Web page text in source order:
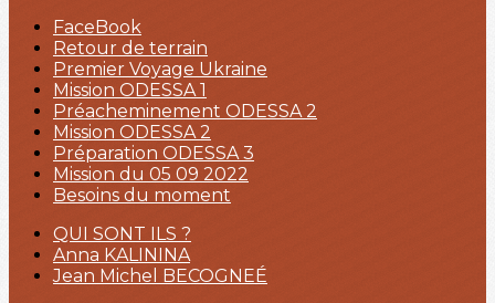
FaceBook
Retour de terrain
Premier Voyage Ukraine
Mission ODESSA 1
Préacheminement ODESSA 2
Mission ODESSA 2
Préparation ODESSA 3
Mission du 05 09 2022
Besoins du moment
QUI SONT ILS ?
Anna KALININA
Jean Michel BECOGNEÉ